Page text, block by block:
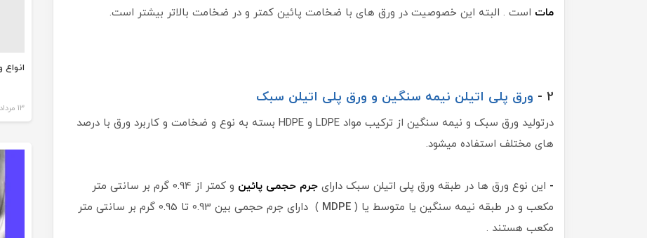
مات است . البته این خصوصیت در ورق های با ضخامت پائین کمتر و در ضخامت بالاتر بیشتر است.
2 - ورق پلی اتیلن نیمه سنگین و ورق پلی اتیلن سبک
درتولید ورق سبک و نیمه سنگین از ترکیب مواد LDPE و HDPE بسته به نوع و ضخامت و کاربرد ورق با درصد
های مختلف استفاده میشود.
- این نوع ورق ها در طبقه ورق پلی اتیلن سبک دارای جرم حجمی پائین
و کمتر از 0.94 گرم بر سانتی متر
مکعب و در طبقه نیمه سنگین یا متوسط یا ( MDPE
) دارای جرم حجمی بین 0.93 تا 0.95 گرم بر سانتی متر
مکعب هستند .
13 مرداد 1403